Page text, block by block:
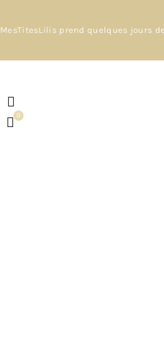
MesTitesLilis prend quelques jours
0